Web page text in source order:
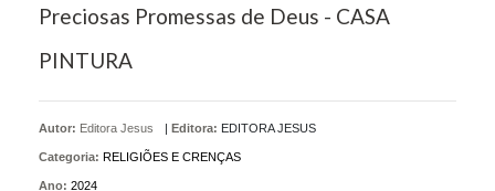
Preciosas Promessas de Deus - CASA
PINTURA
Autor: Editora Jesus | Editora: EDITORA JESUS
Categoria: RELIGIÕES E CRENÇAS
Ano: 2024